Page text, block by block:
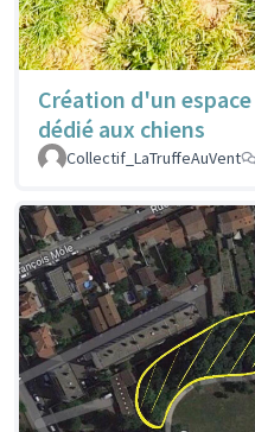
Création d'un espace
dédié aux chiens
Collectif_LaTruffeAuVent